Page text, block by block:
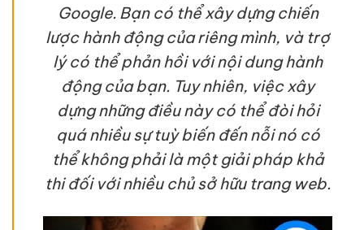
Google. Bạn có thể xây dựng chiến
lược hành động của riêng mình, và trợ
lý có thể phản hồi với nội dung hành
động của bạn. Tuy nhiên, việc xây
dựng những điều này có thể đòi hỏi
quá nhiều sự tuỳ biến đến nỗi nó có
thể không phải là một giải pháp khả
thi đối với nhiều chủ sở hữu trang web.